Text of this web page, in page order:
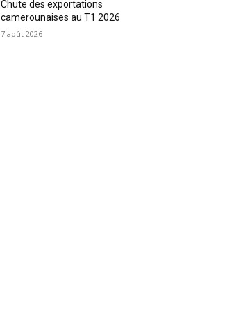
Chute des exportations
camerounaises au T1 2026
7 août 2026